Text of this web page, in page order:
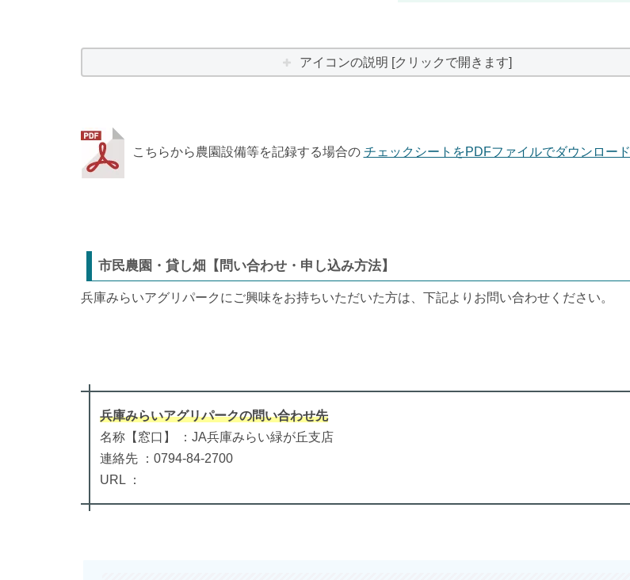
アイコンの説明 [クリックで開きます]
こちらから農園設備等を記録する場合の チェックシートをPDFファイルでダウンロード
市民農園・貸し畑【問い合わせ・申し込み方法】
兵庫みらいアグリパークにご興味をお持ちいただいた方は、下記よりお問い合わせください。
兵庫みらいアグリパークの問い合わせ先
名称【窓口】 ：JA兵庫みらい緑が丘支店
連絡先 ：0794-84-2700
URL ：